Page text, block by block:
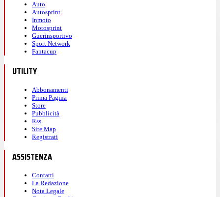
Auto
Autosprint
Inmoto
Motosprint
Guerinsportivo
Sport Network
Fantacup
UTILITY
Abbonamenti
Prima Pagina
Store
Pubblicità
Rss
Site Map
Registrati
ASSISTENZA
Contatti
La Redazione
Nota Legale